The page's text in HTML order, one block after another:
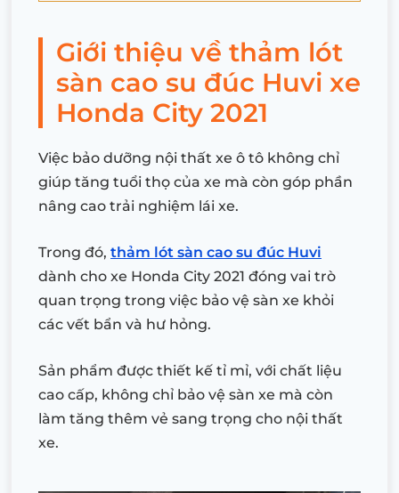
Giới thiệu về thảm lót
sàn cao su đúc Huvi xe
Honda City 2021
Việc bảo dưỡng nội thất xe ô tô không chỉ
giúp tăng tuổi thọ của xe mà còn góp phần
nâng cao trải nghiệm lái xe.
Trong đó, thảm lót sàn cao su đúc Huvi
dành cho xe Honda City 2021 đóng vai trò
quan trọng trong việc bảo vệ sàn xe khỏi
các vết bẩn và hư hỏng.
Sản phẩm được thiết kế tỉ mỉ, với chất liệu
cao cấp, không chỉ bảo vệ sàn xe mà còn
làm tăng thêm vẻ sang trọng cho nội thất
xe.